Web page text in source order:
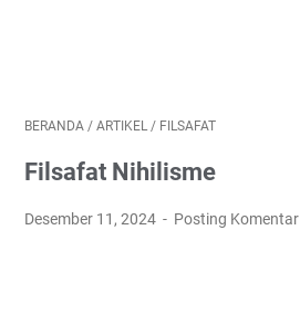
BERANDA / ARTIKEL / FILSAFAT
Filsafat Nihilisme
Desember 11, 2024 Posting Komentar